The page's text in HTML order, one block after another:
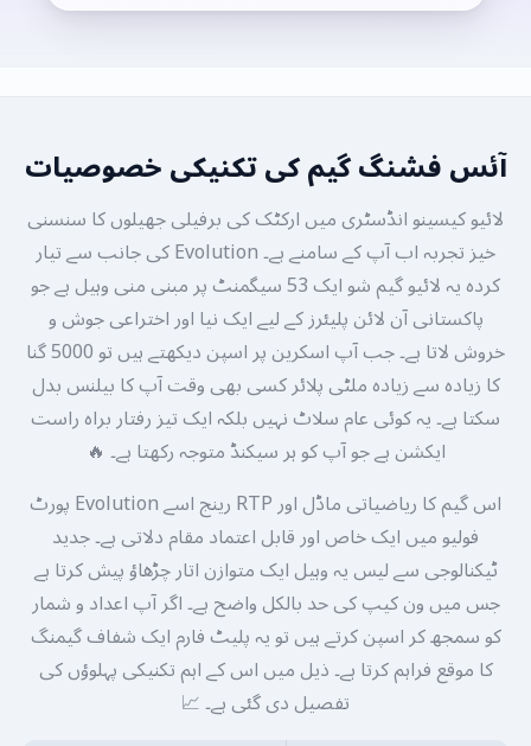
آئس فشنگ گیم کی تکنیکی خصوصیات
لائیو کیسینو انڈسٹری میں ارکٹک کی برفیلی جھیلوں کا سنسنی
خیز تجربہ اب آپ کے سامنے ہے۔ Evolution کی جانب سے تیار
کردہ یہ لائیو گیم شو ایک 53 سیگمنٹ پر مبنی منی وہیل ہے جو
پاکستانی آن لائن پلیئرز کے لیے ایک نیا اور اختراعی جوش و
خروش لاتا ہے۔ جب آپ اسکرین پر اسپن دیکھتے ہیں تو 5000 گنا
کا زیادہ سے زیادہ ملٹی پلائر کسی بھی وقت آپ کا بیلنس بدل
سکتا ہے۔ یہ کوئی عام سلاٹ نہیں بلکہ ایک تیز رفتار براہ راست
ایکشن ہے جو آپ کو ہر سیکنڈ متوجہ رکھتا ہے۔ 🔥
اس گیم کا ریاضیاتی ماڈل اور RTP رینج اسے Evolution پورٹ
فولیو میں ایک خاص اور قابل اعتماد مقام دلاتی ہے۔ جدید
ٹیکنالوجی سے لیس یہ وہیل ایک متوازن اتار چڑھاؤ پیش کرتا ہے
جس میں ون کیپ کی حد بالکل واضح ہے۔ اگر آپ اعداد و شمار
کو سمجھ کر اسپن کرتے ہیں تو یہ پلیٹ فارم ایک شفاف گیمنگ
کا موقع فراہم کرتا ہے۔ ذیل میں اس کے اہم تکنیکی پہلوؤں کی
تفصیل دی گئی ہے۔ 📈